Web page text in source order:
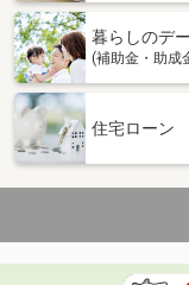
暮らしのデ
(補助金・助成
住宅ローン